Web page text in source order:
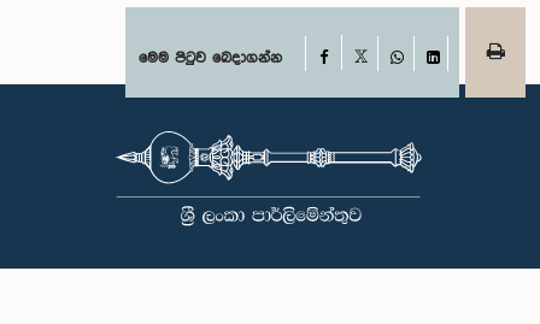
මෙම පිටුව බෙදාගන්න Facebook